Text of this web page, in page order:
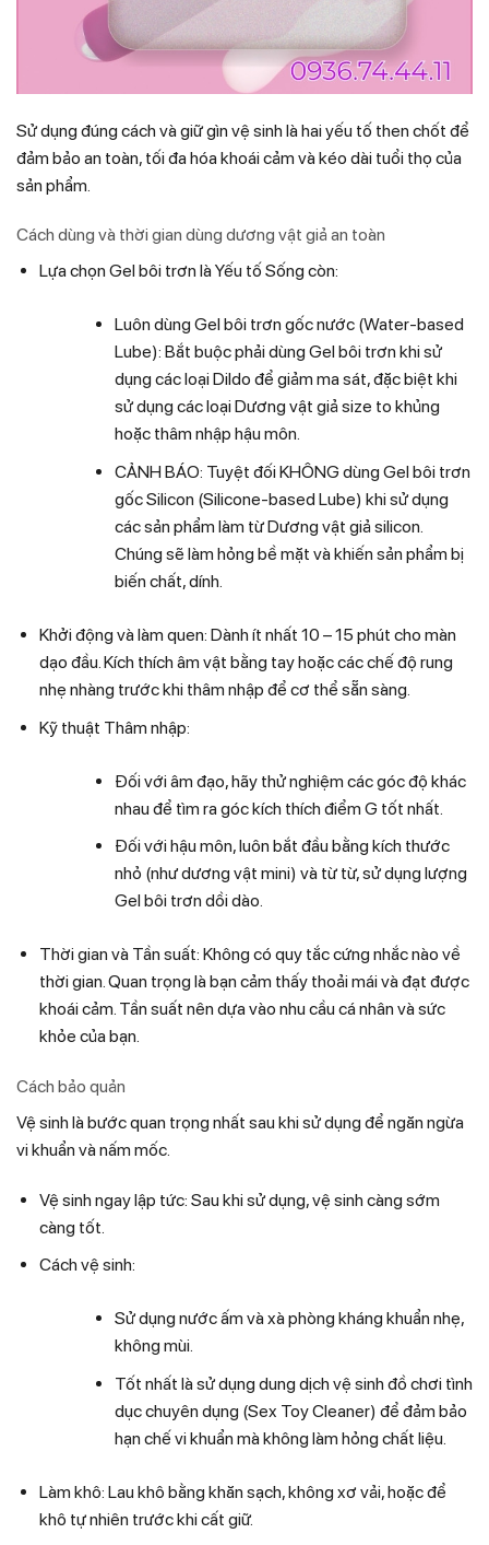
Sử dụng đúng cách và giữ gìn vệ sinh là hai yếu tố then chốt để
đảm bảo an toàn, tối đa hóa khoái cảm và kéo dài tuổi thọ của
sản phẩm.
Cách dùng và thời gian dùng dương vật giả an toàn
Lựa chọn Gel bôi trơn là Yếu tố Sống còn:
Luôn dùng Gel bôi trơn gốc nước (Water-based
Lube): Bắt buộc phải dùng Gel bôi trơn khi sử
dụng các loại Dildo để giảm ma sát, đặc biệt khi
sử dụng các loại Dương vật giả size to khủng
hoặc thâm nhập hậu môn.
CẢNH BÁO: Tuyệt đối KHÔNG dùng Gel bôi trơn
gốc Silicon (Silicone-based Lube) khi sử dụng
các sản phẩm làm từ Dương vật giả silicon.
Chúng sẽ làm hỏng bề mặt và khiến sản phẩm bị
biến chất, dính.
Khởi động và làm quen: Dành ít nhất 10 – 15 phút cho màn
dạo đầu. Kích thích âm vật bằng tay hoặc các chế độ rung
nhẹ nhàng trước khi thâm nhập để cơ thể sẵn sàng.
Kỹ thuật Thâm nhập:
Đối với âm đạo, hãy thử nghiệm các góc độ khác
nhau để tìm ra góc kích thích điểm G tốt nhất.
Đối với hậu môn, luôn bắt đầu bằng kích thước
nhỏ (như dương vật mini) và từ từ, sử dụng lượng
Gel bôi trơn dồi dào.
Thời gian và Tần suất: Không có quy tắc cứng nhắc nào về
thời gian. Quan trọng là bạn cảm thấy thoải mái và đạt được
khoái cảm. Tần suất nên dựa vào nhu cầu cá nhân và sức
khỏe của bạn.
Cách bảo quản
Vệ sinh là bước quan trọng nhất sau khi sử dụng để ngăn ngừa
vi khuẩn và nấm mốc.
Vệ sinh ngay lập tức: Sau khi sử dụng, vệ sinh càng sớm
càng tốt.
Cách vệ sinh:
Sử dụng nước ấm và xà phòng kháng khuẩn nhẹ,
không mùi.
Tốt nhất là sử dụng dung dịch vệ sinh đồ chơi tình
dục chuyên dụng (Sex Toy Cleaner) để đảm bảo
hạn chế vi khuẩn mà không làm hỏng chất liệu.
Làm khô: Lau khô bằng khăn sạch, không xơ vải, hoặc để
khô tự nhiên trước khi cất giữ.